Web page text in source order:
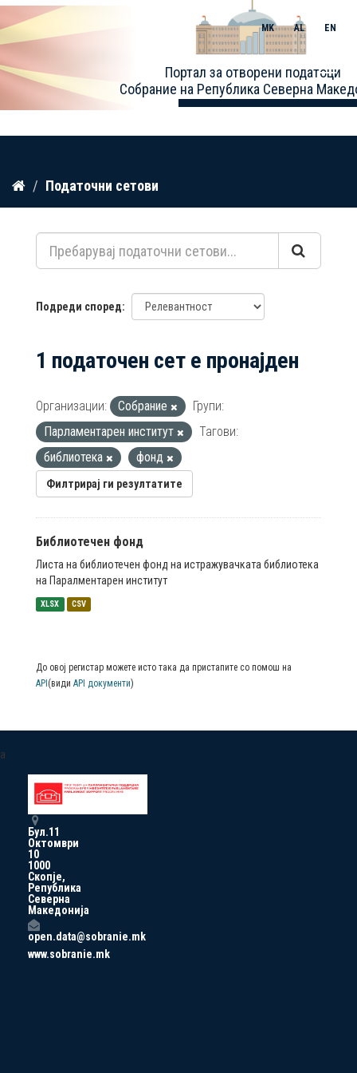
Прескокнете
содржина
Портал за отворени податоци
Собрание на Република Северна
MK AL EN
Toggle
Податочни сетови
Подреди според
1 податочен сет е пронајден
Организации: Собрание
Групи:
Парламентарен институт
Тагови:
библиотека
фонд
Филтрирај ги резултатите
Библиотечен фонд
Листа на библиотечен фонд на истражувачката библиотека
на Паралментарен институт
XLSX CSV
До овој регистар можете исто така да пристапите со помош на
API (види API документи)
a
Бул.11
Октомври
10
1000
Скопје,
Република
Северна
Македонија
open.data@sobranie.mk
www.sobranie.mk